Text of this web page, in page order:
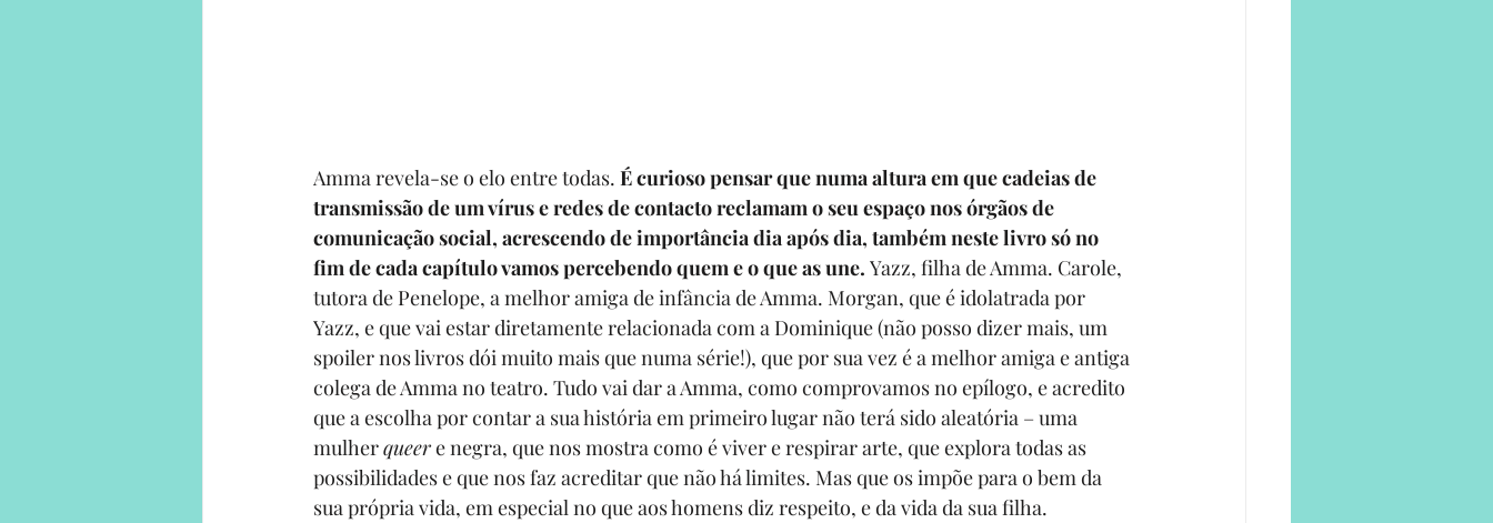
Amma revela-se o elo entre todas. É curioso pensar que numa altura em que cadeias de
transmissão de um vírus e redes de contacto reclamam o seu espaço nos órgãos de
comunicação social, acrescendo de importância dia após dia, também neste livro só no
fim de cada capítulo vamos percebendo quem e o que as une. Yazz, filha de Amma. Carole,
tutora de Penelope, a melhor amiga de infância de Amma. Morgan, que é idolatrada por
Yazz, e que vai estar diretamente relacionada com a Dominique (não posso dizer mais, um
spoiler nos livros dói muito mais que numa série!), que por sua vez é a melhor amiga e antiga
colega de Amma no teatro. Tudo vai dar a Amma, como comprovamos no epílogo, e acredito
que a escolha por contar a sua história em primeiro lugar não terá sido aleatória – uma
mulher queer e negra, que nos mostra como é viver e respirar arte, que explora todas as
possibilidades e que nos faz acreditar que não há limites. Mas que os impõe para o bem da
sua própria vida, em especial no que aos homens diz respeito, e da vida da sua filha.